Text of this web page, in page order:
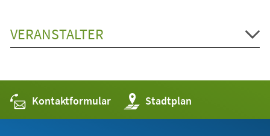
VERANSTALTER
Kontaktformular Stadtplan
(Öffnet
in
einem